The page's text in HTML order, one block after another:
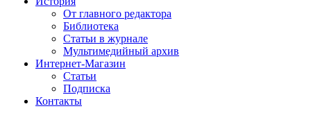
От главного редактора
Библиотека
Статьи в журнале
Мультимедийный архив
Интернет-Магазин
Статьи
Подписка
Контакты